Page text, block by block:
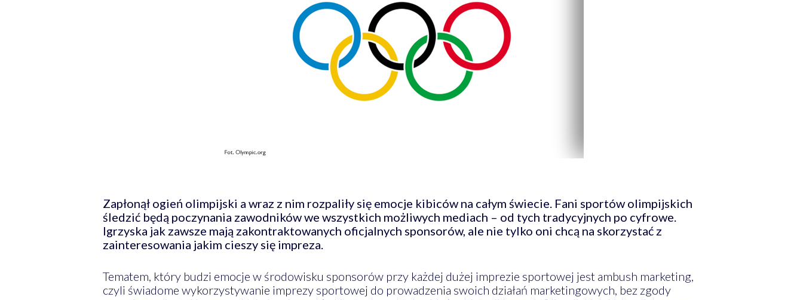
Zapłonął ogień olimpijski a wraz z nim rozpaliły się emocje kibiców na całym świecie. Fani sportów olimpijskich
śledzić będą poczynania zawodników we wszystkich możliwych mediach – od tych tradycyjnych po cyfrowe.
Igrzyska jak zawsze mają zakontraktowanych oficjalnych sponsorów, ale nie tylko oni chcą na skorzystać z
zainteresowania jakim cieszy się impreza.
Tematem, który budzi emocje w środowisku sponsorów przy każdej dużej imprezie sportowej jest ambush marketing,
czyli świadome wykorzystywanie imprezy sportowej do prowadzenia swoich działań marketingowych, bez zgody